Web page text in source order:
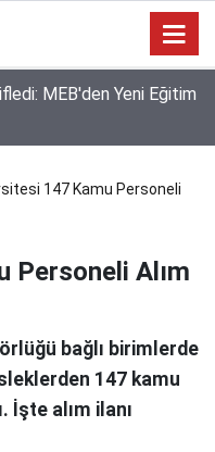
Nakil Dönemi Rehberi: İş
Noktaları
147 Kamu Personeli
Personeli Alım
bağlı birimlerde
147 kamu
İşte alım ilanı